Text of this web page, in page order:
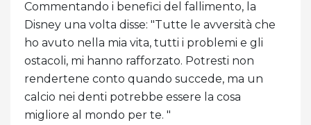
Commentando i benefici del fallimento, la
Disney una volta disse: "Tutte le avversità che
ho avuto nella mia vita, tutti i problemi e gli
ostacoli, mi hanno rafforzato. Potresti non
rendertene conto quando succede, ma un
calcio nei denti potrebbe essere la cosa
migliore al mondo per te. "